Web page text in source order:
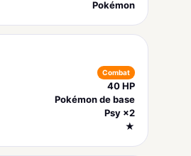
Pokémon
Combat
40 HP
Pokémon de base
Psy ×2
★